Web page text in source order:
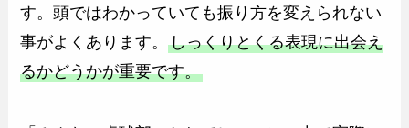
す。頭ではわかっていても振り方を変えられない
事がよくあります。しっくりとくる表現に出会え
るかどうかが重要です。